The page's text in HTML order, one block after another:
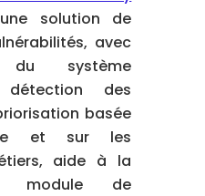
solution de
avec
du système
détection des
basée
et sur les
aide à la
module de